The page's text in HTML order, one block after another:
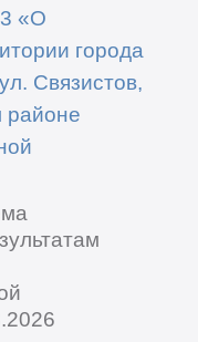
«О
города
Связистов,
районе